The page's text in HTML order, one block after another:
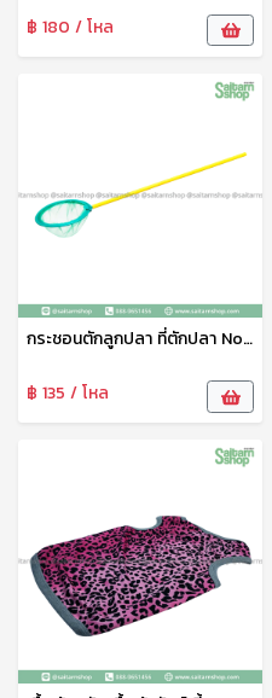
฿ 180 / โหล
กระชอนตักลูกปลา ที่ตักปลา No.5 111
฿ 135 / โหล